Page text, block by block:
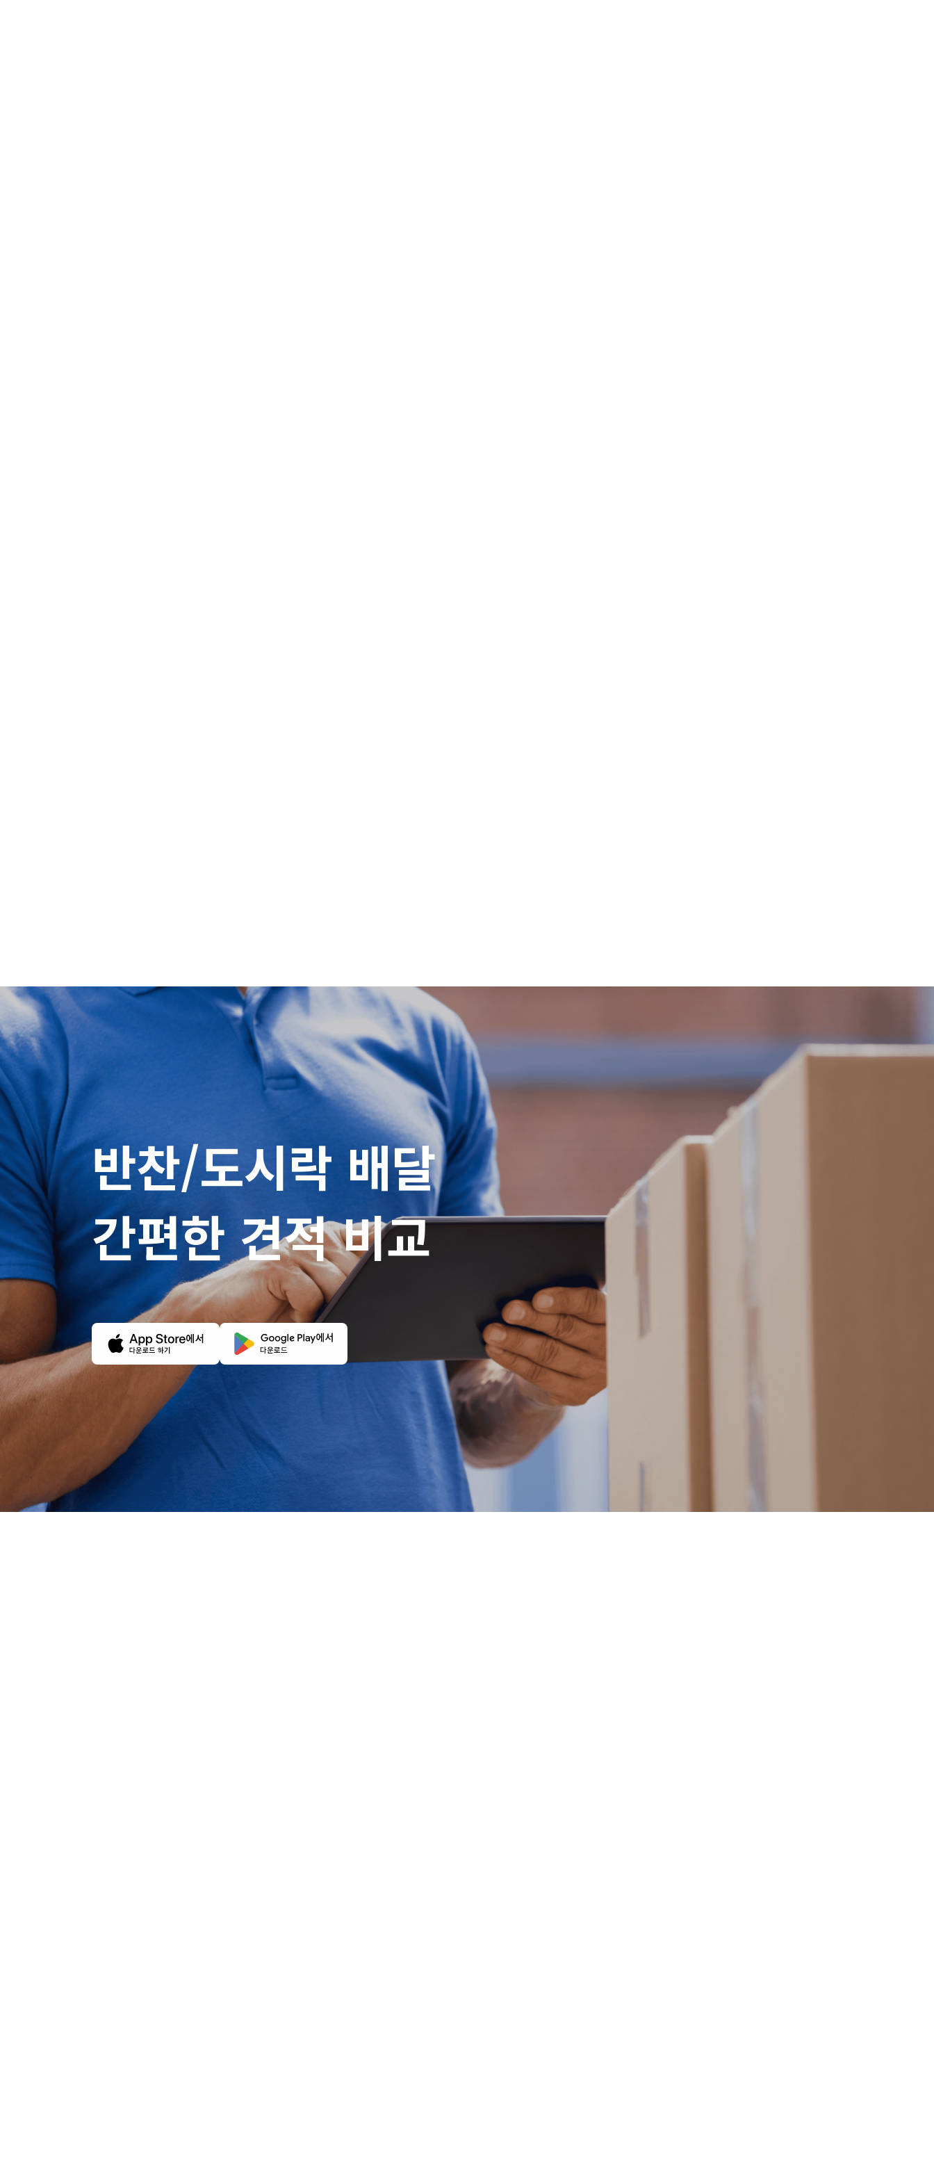
반찬/도시락 배달
간편한 견적 비교